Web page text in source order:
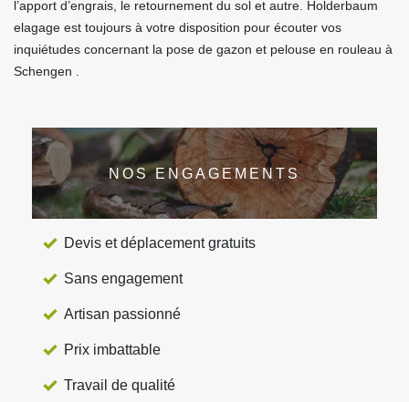
l’apport d’engrais, le retournement du sol et autre. Holderbaum
elagage est toujours à votre disposition pour écouter vos
inquiétudes concernant la pose de gazon et pelouse en rouleau à
Schengen .
NOS ENGAGEMENTS
Devis et déplacement gratuits
Sans engagement
Artisan passionné
Prix imbattable
Travail de qualité